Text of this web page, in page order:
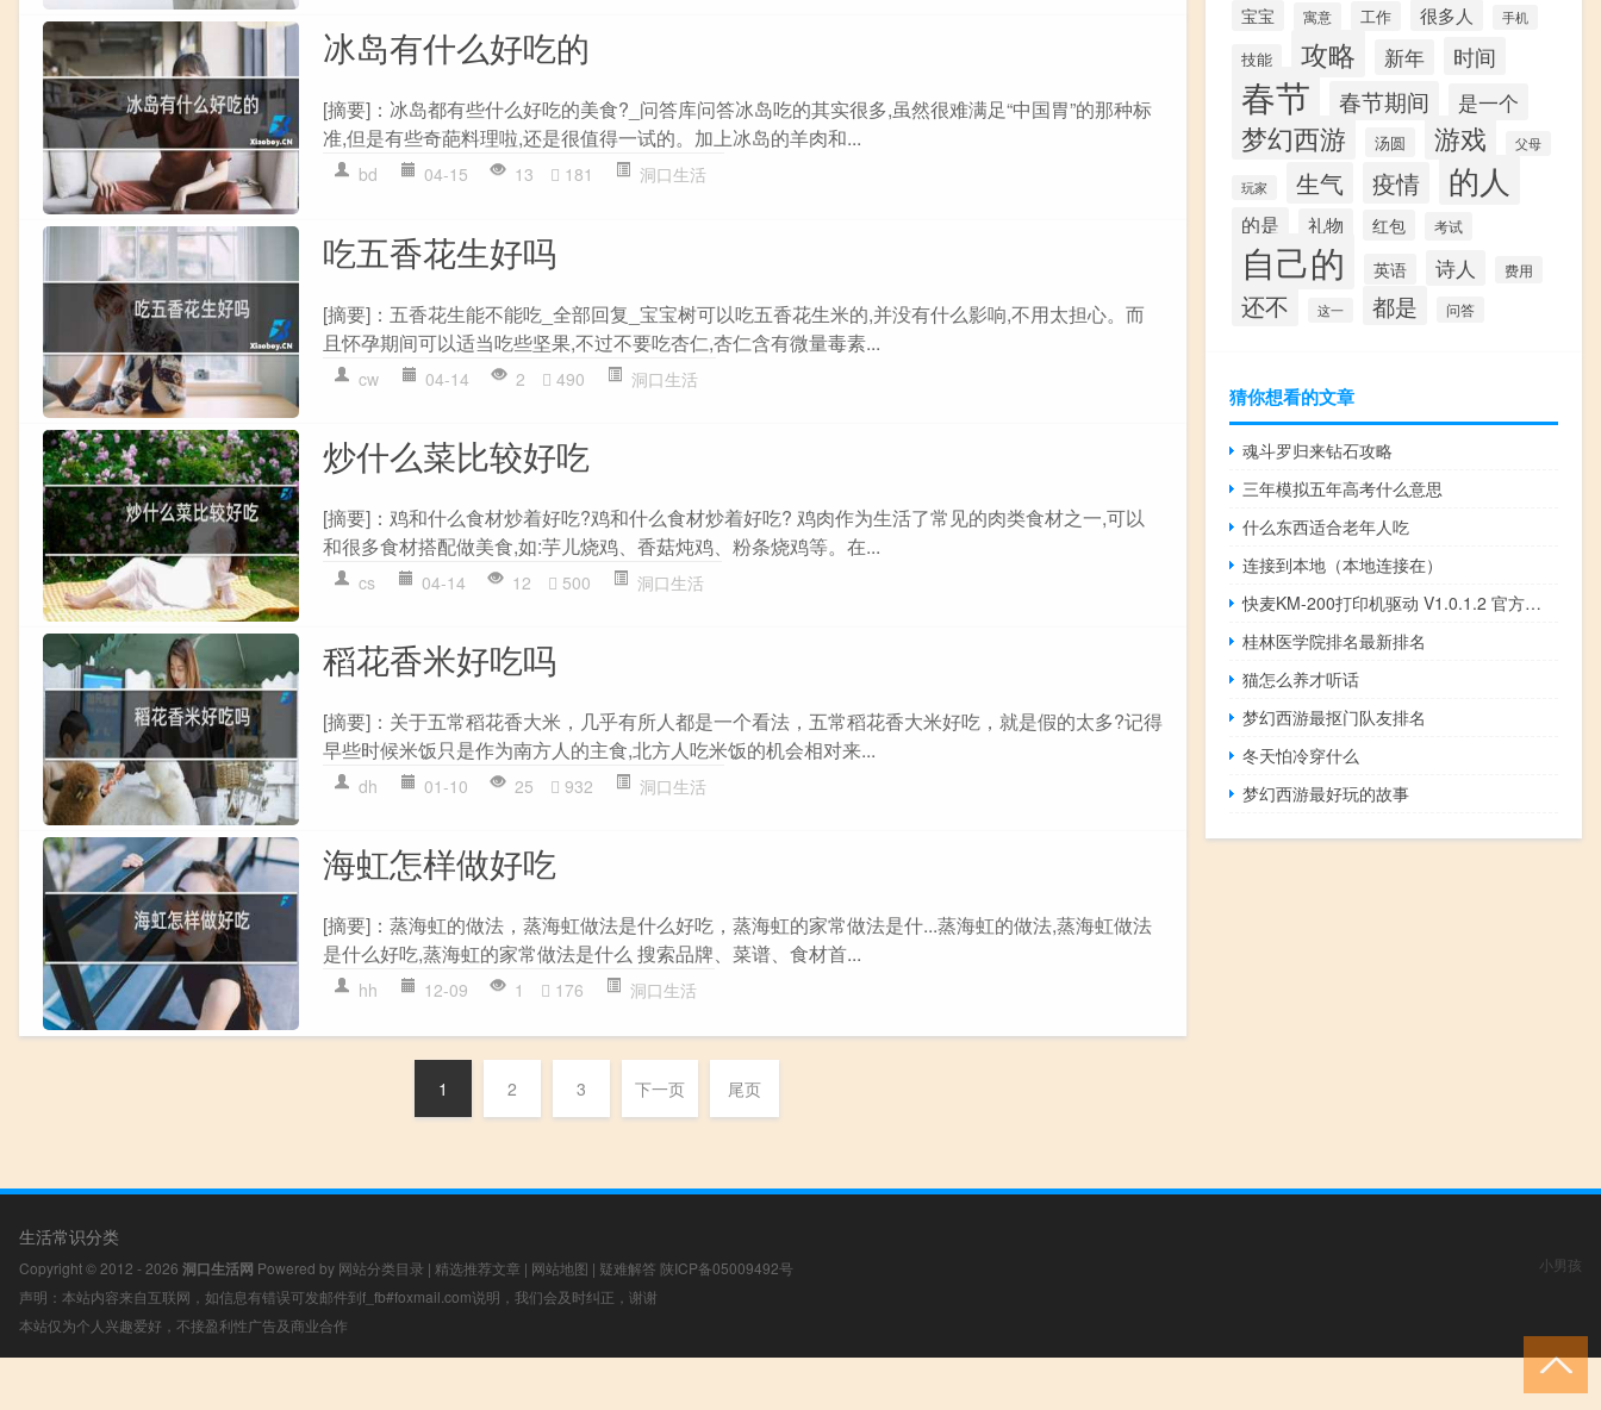
冰岛有什么好吃的
[摘要]：冰岛都有些什么好吃的美食?_问答库问答冰岛吃的其实很多,虽然很难满足“中国胃”的那种标
准,但是有些奇葩料理啦,还是很值得一试的。加上冰岛的羊肉和...
bd 04-15 13 181 洞口生活
吃五香花生好吗
[摘要]：五香花生能不能吃_全部回复_宝宝树可以吃五香花生米的,并没有什么影响,不用太担心。而
且怀孕期间可以适当吃些坚果,不过不要吃杏仁,杏仁含有微量毒素...
cw 04-14 2 490 洞口生活
炒什么菜比较好吃
[摘要]：鸡和什么食材炒着好吃?鸡和什么食材炒着好吃? 鸡肉作为生活了常见的肉类食材之一,可以
和很多食材搭配做美食,如:芋儿烧鸡、香菇炖鸡、粉条烧鸡等。在...
cs 04-14 12 500 洞口生活
稻花香米好吃吗
[摘要]：关于五常稻花香大米，几乎有所人都是一个看法，五常稻花香大米好吃，就是假的太多?记得
早些时候米饭只是作为南方人的主食,北方人吃米饭的机会相对来...
dh 01-10 25 932 洞口生活
海虹怎样做好吃
[摘要]：蒸海虹的做法，蒸海虹做法是什么好吃，蒸海虹的家常做法是什...蒸海虹的做法,蒸海虹做法
是什么好吃,蒸海虹的家常做法是什么 搜索品牌、菜谱、食材首...
hh 12-09 1 176 洞口生活
1 2 3 下一页 尾页
宝宝 寓意 工作 很多人 手机
技能 攻略 新年 时间
春节 春节期间 是一个
梦幻西游 汤圆 游戏 父母
玩家 生气 疫情 的人
的是 礼物 红包 考试
自己的 英语 诗人 费用
还不 这一 都是 问答
猜你想看的文章
魂斗罗归来钻石攻略
三年模拟五年高考什么意思
什么东西适合老年人吃
连接到本地（本地连接在）
快麦KM-200打印机驱动 V1.0.1.2 官方版（快麦KM-200打印机驱动 V1.0.1.2 官方版功能简介）
桂林医学院排名最新排名
猫怎么养才听话
梦幻西游最抠门队友排名
冬天怕冷穿什么
梦幻西游最好玩的故事
生活常识分类
Copyright © 2012 - 2026 洞口生活网 Powered by 网站分类目录 | 精选推荐文章 | 网站地图 | 疑难解答 陕ICP备05009492号
声明：本站内容来自互联网，如信息有错误可发邮件到f_fb#foxmail.com说明，我们会及时纠正，谢谢
本站仅为个人兴趣爱好，不接盈利性广告及商业合作
小男孩